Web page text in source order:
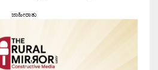
ಜಾಹೀರಾತು